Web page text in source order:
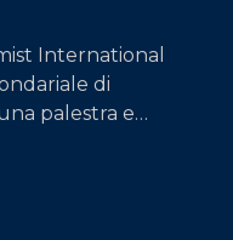
International
di
palestra e
del carcere